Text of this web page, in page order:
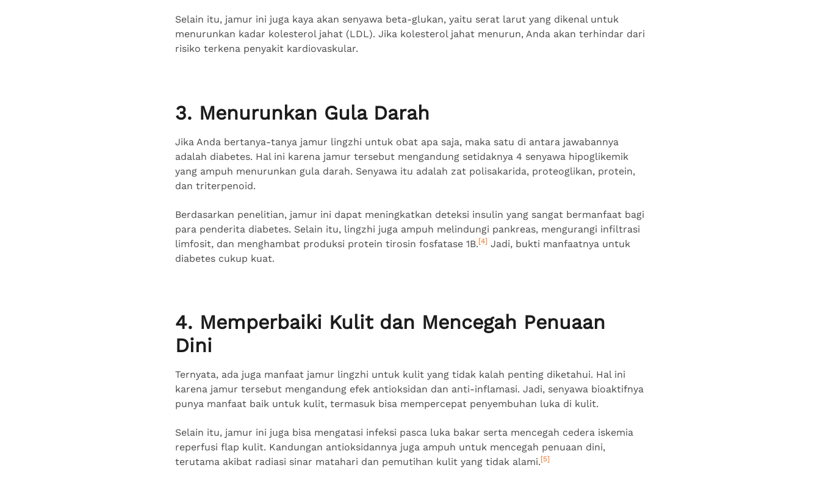
Selain itu, jamur ini juga kaya akan senyawa beta-glukan, yaitu serat larut yang dikenal untuk
menurunkan kadar kolesterol jahat (LDL). Jika kolesterol jahat menurun, Anda akan terhindar dari
risiko terkena penyakit kardiovaskular.
3. Menurunkan Gula Darah
Jika Anda bertanya-tanya jamur lingzhi untuk obat apa saja, maka satu di antara jawabannya
adalah diabetes. Hal ini karena jamur tersebut mengandung setidaknya 4 senyawa hipoglikemik
yang ampuh menurunkan gula darah. Senyawa itu adalah zat polisakarida, proteoglikan, protein,
dan triterpenoid.
Berdasarkan penelitian, jamur ini dapat meningkatkan deteksi insulin yang sangat bermanfaat bagi
para penderita diabetes. Selain itu, lingzhi juga ampuh melindungi pankreas, mengurangi infiltrasi
limfosit, dan menghambat produksi protein tirosin fosfatase 1B.[4] Jadi, bukti manfaatnya untuk
diabetes cukup kuat.
4. Memperbaiki Kulit dan Mencegah Penuaan
Dini
Ternyata, ada juga manfaat jamur lingzhi untuk kulit yang tidak kalah penting diketahui. Hal ini
karena jamur tersebut mengandung efek antioksidan dan anti-inflamasi. Jadi, senyawa bioaktifnya
punya manfaat baik untuk kulit, termasuk bisa mempercepat penyembuhan luka di kulit.
Selain itu, jamur ini juga bisa mengatasi infeksi pasca luka bakar serta mencegah cedera iskemia
reperfusi flap kulit. Kandungan antioksidannya juga ampuh untuk mencegah penuaan dini,
terutama akibat radiasi sinar matahari dan pemutihan kulit yang tidak alami.[5]